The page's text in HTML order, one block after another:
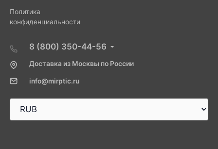
Политика
конфиденциальности
8 (800) 350-44-56
Доставка из Москвы по России
info@mirptic.ru